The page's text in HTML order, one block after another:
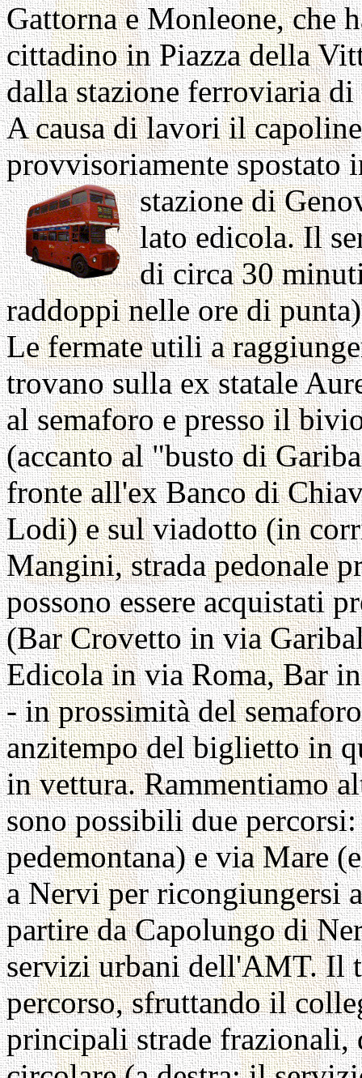
Gattorna e Monleone, che
cittadino in Piazza della
dalla stazione ferroviaria
A causa di lavori il
provvisoriamente spostato
stazionedi
lato edicola. Il
di circa 30
raddoppi nelle ore di
Le fermate utili a
trovano sulla ex statale
al semaforo e presso il
(accanto al "busto di
fronte all'ex Banco di
Lodi) e sul viadotto (in
Mangini, strada pedonale
possono essere acquistati
(Bar Crovetto in via
Edicola in via Roma, Bar
- in prossimità del
anzitempo del biglietto in
in vettura. Rammentiamo
sono possibili due
pedemontana) e via Mare
a Nervi per ricongiungersi
partire da Capolungo di
servizi urbani dell'AMT. Il
percorso, sfruttando il
principali strade